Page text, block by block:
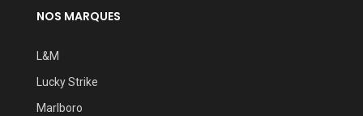
NOS MARQUES
L&M
Lucky Strike
Marlboro